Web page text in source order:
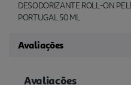
DESODORIZANTE ROLL-ON
PORTUGAL 50 ML
Avaliações